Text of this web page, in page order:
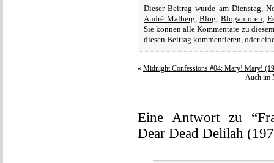
Dieser Beitrag wurde am Dienstag,
André Malberg,Blog,Blogautoren,
Sie können alle Kommentare zu
diesen Beitrag kommentieren, oder
« Midnight Confessions #04: Mary! Mary!
Auch im
Eine Antwort zu
Dear Dead Delilah